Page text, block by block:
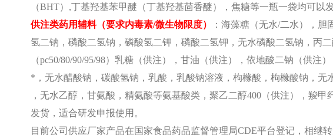
（BHT）,丁基羟基苯甲醚（丁基羟基茴香醚），焦糖等一瓶一袋均可以
供注类药用辅料（要求内毒素/微生物限度） ：海藻糖（无水/二水），胆
氢二钠，磷酸二氢钠，磷酸氢二钾，磷酸二氢钾，无水磷酸二氢钠，丙
（pc50/80/90/95/98）乳糖（供注），甘油（供注），依地酸二钠（供
*，无水醋酸钠，碳酸氢钠，乳酸，乳酸钠溶液，枸橼酸，枸橼酸钠，
，无水乙醇，甘氨酸，精氨酸等氨基酸类，聚乙二醇400（供注），羧
发货，适合研发申报使用。
目前公司供应厂家产品在国家食品药品监督管理局CDE平台登记，相继